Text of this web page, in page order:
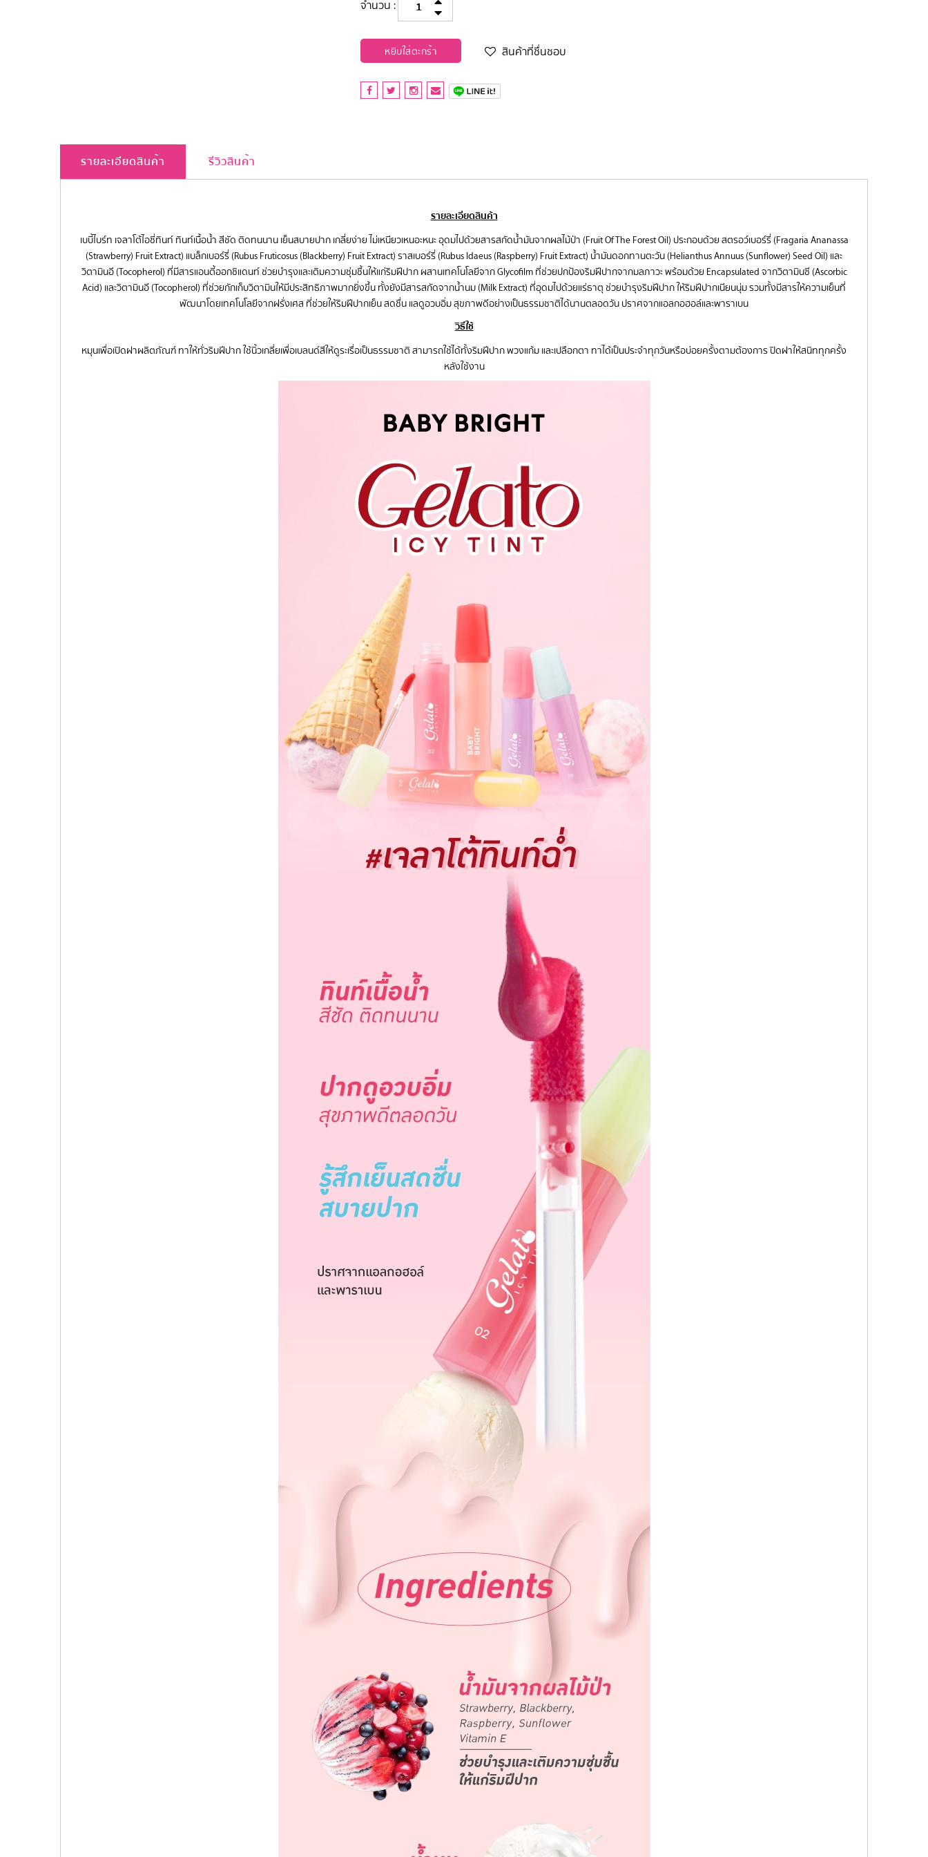
จำนวน :
หยิบใส่ตะกร้า สินค้าที่ชื่นชอบ
รายละเอียดสินค้า รีวิวสินค้า
รายละเอียดสินค้า
เบบี้ไบร์ท เจลาโต้ไอซี่ทินท์ ทินท์เนื้อน้ำ สีชัด ติดทนนาน เย็นสบายปาก เกลี่ยง่าย ไม่เหนียวเหนอะหนะ อุดมไปด้วยสารสกัดน้ำมันจากผลไม้ป่า (Fruit Of The Forest Oil) ประกอบด้วย สตรอว์เบอร์รี่ (Fragaria Ananassa
(Strawberry) Fruit Extract) แบล็กเบอร์รี่ (Rubus Fruticosus (Blackberry) Fruit Extract) ราสเบอร์รี่ (Rubus Idaeus (Raspberry) Fruit Extract) น้ำมันดอกทานตะวัน (Helianthus Annuus (Sunflower) Seed Oil) และ
วิตามินอี (Tocopherol) ที่มีสารแอนตี้ออกซิแดนท์ ช่วยบำรุงและเติมความชุ่มชื้นให้แก่ริมฝีปาก ผสานเทคโนโลยีจาก Glycofilm ที่ช่วยปกป้องริมฝีปากจากมลภาวะ พร้อมด้วย Encapsulated จากวิตามินซี (Ascorbic
Acid) และวิตามินอี (Tocopherol) ที่ช่วยกักเก็บวิตามินให้มีประสิทธิภาพมากยิ่งขึ้น ทั้งยังมีสารสกัดจากน้ำนม (Milk Extract) ที่อุดมไปด้วยแร่ธาตุ ช่วยบำรุงริมฝีปาก ให้ริมฝีปากเนียนนุ่ม รวมทั้งมีสารให้ความเย็นที่
พัฒนาโดยเทคโนโลยีจากฝรั่งเศส ที่ช่วยให้ริมฝีปากเย็น สดชื่น แลดูอวบอิ่ม สุขภาพดีอย่างเป็นธรรมชาติได้นานตลอดวัน ปราศจากแอลกอฮอล์และพาราเบน
วิธีใช้
หมุนเพื่อเปิดฝาผลิตภัณฑ์ ทาให้ทั่วริมฝีปาก ใช้นิ้วเกลี่ยเพื่อเบลนด์สีให้ดูระเรื่อเป็นธรรมชาติ สามารถใช้ได้ทั้งริมฝีปาก พวงแก้ม และเปลือกตา ทาได้เป็นประจำทุกวันหรือบ่อยครั้งตามต้องการ ปิดฝาให้สนิททุกครั้ง
หลังใช้งาน